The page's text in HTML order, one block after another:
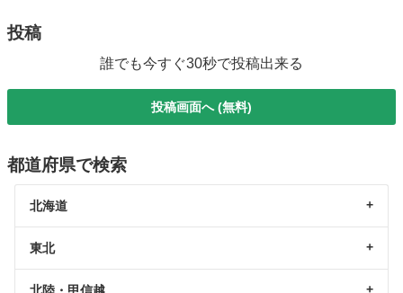
投稿
誰でも今すぐ30秒で投稿出来る
投稿画面へ (無料)
都道府県で検索
北海道
東北